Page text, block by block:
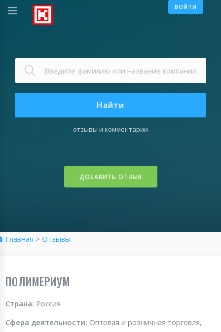
ВОЙТИ
Найти
отзывы и комментарии
ДОБАВИТЬ ОТЗЫВ
Главная > Отзывы
ПОЛИМЕРИУМ
Страна: Россия
Сфера деятельности: Оптовая и розничная торговля,